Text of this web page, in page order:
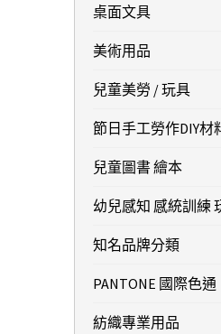
桌面文具
美術用品
兒童美勞 / 玩具
節日手工勞作DIY材
兒童圖書 繪本
幼兒感知 感統訓練
知名品牌分類
PANTONE 國際色通
紡織專業用品